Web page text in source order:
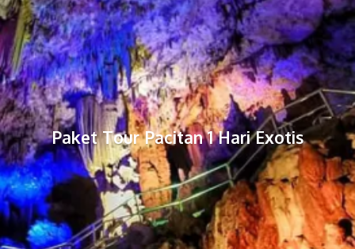
Paket Tour Pacitan 1 Hari Exotis